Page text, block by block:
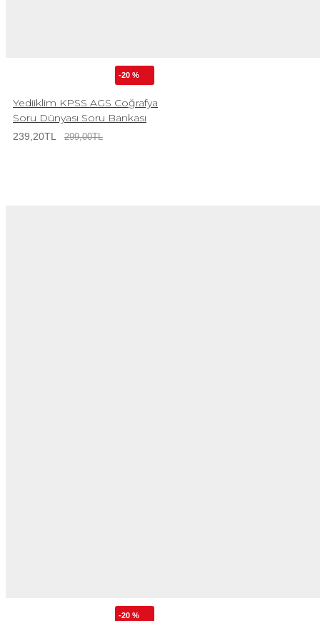
-20 %
Yediiklim KPSS AGS Coğrafya
Soru Dünyası Soru Bankası
239,20TL 299,00TL
-20 %